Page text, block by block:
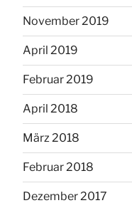
November 2019
April 2019
Februar 2019
April 2018
März 2018
Februar 2018
Dezember 2017